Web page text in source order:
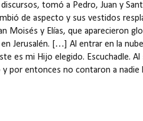
tomó a Pedro, Juan y
de aspecto y sus vestidos
Moisés y Elías, que aparecieron
Jerusalén. […] Al entrar en la
es mi Hijo elegido. Escuchadle. Al
y por entonces no contaron a nadie